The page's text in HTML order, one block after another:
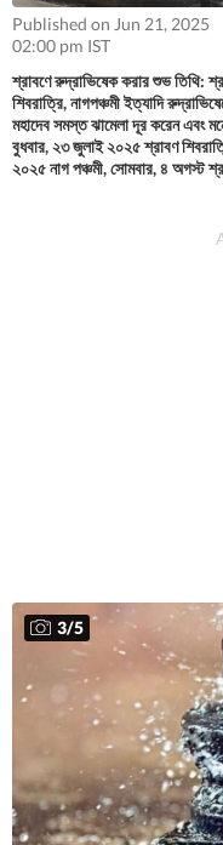
Published on Jun 21, 2025
02:00 pm IST
শ্রাবণে রুদ্রাভিষেক করার শুভ তিথি:
শিবরাত্রি, নাগপঞ্চমী ইত্যাদি
মহাদেব সমস্ত ঝামেলা দূর করেন এবং
বুধবার, ২৩ জুলাই ২০২৫ শ্রাবণ
২০২৫ নাগ পঞ্চমী, সোমবার, ৪ অগস্ট
3/5